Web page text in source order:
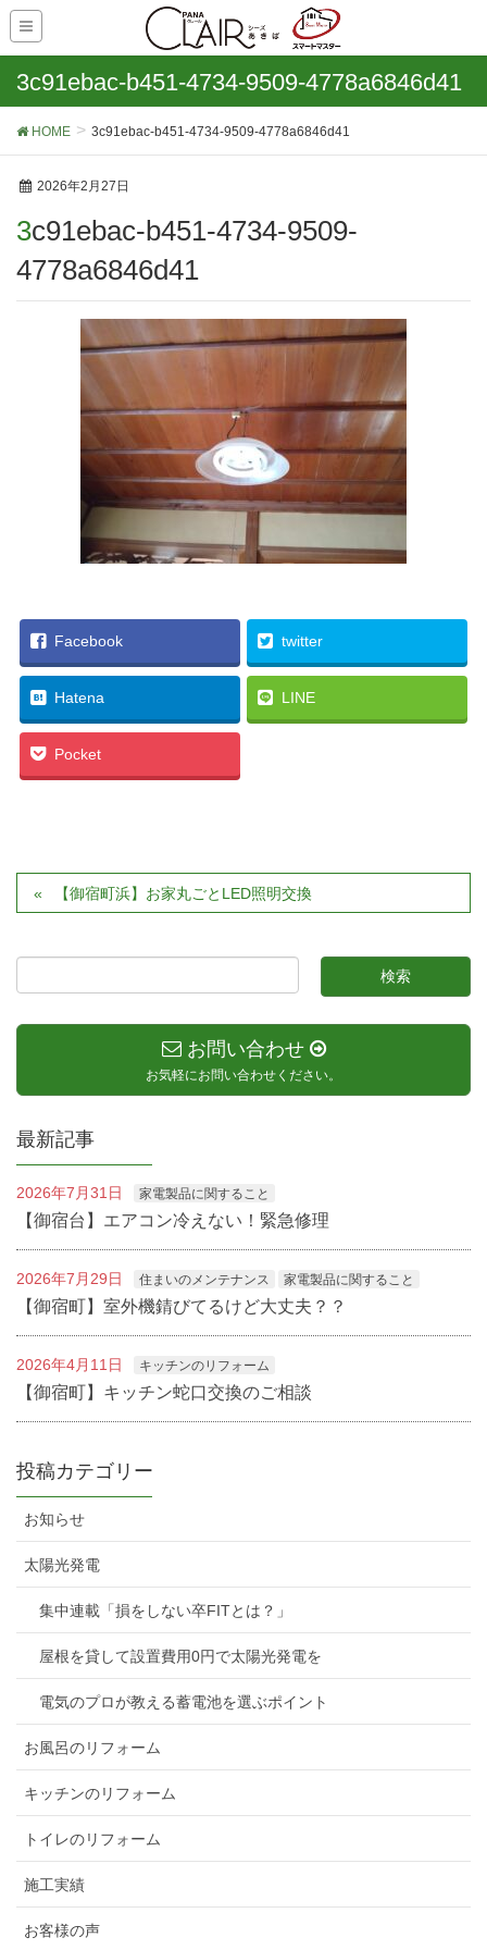
3c91ebac-b451-4734-9509-4778a6846d41
HOME 3c91ebac-b451-4734-9509-4778a6846d41
2026年2月27日
3c91ebac-b451-4734-9509-
4778a6846d41
Facebook twitter
Hatena LINE
Pocket
【御宿町浜】お家丸ごとLED照明交換
お問い合わせ
お気軽にお問い合わせください。
最新記事
2026年7月31日 家電製品に関すること
【御宿台】エアコン冷えない！緊急修理
2026年7月29日 住まいのメンテナンス 家電製品に関すること
【御宿町】室外機錆びてるけど大丈夫？？
2026年4月11日 キッチンのリフォーム
【御宿町】キッチン蛇口交換のご相談
投稿カテゴリー
お知らせ
太陽光発電
集中連載「損をしない卒FITとは？」
屋根を貸して設置費用0円で太陽光発電を
電気のプロが教える蓄電池を選ぶポイント
お風呂のリフォーム
キッチンのリフォーム
トイレのリフォーム
施工実績
お客様の声